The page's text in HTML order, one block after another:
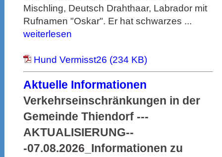
Mischling, Deutsch Drahthaar, Labrador mit
Rufnamen "Oskar". Er hat schwarzes ...
weiterlesen
Hund Vermisst26 (234 KB)
Aktuelle Informationen
Verkehrseinschränkungen in der
Gemeinde Thiendorf ---
AKTUALISIERUNG--
-07.08.2026_Informationen zu